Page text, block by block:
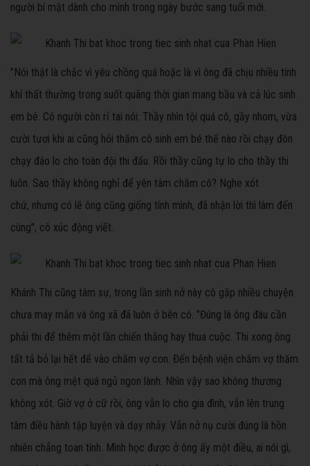
người bí mật dành cho mình trong ngày bước sang tuổi mới.
"Nói thật là chắc vì yêu chồng quá hoặc là vì ông đã chịu nhiều tính
khí thất thường trong suốt quãng thời gian mang bầu và cả lúc sinh
em bé. Có người còn rỉ tai nói: Thầy nhìn tội quá cô, gầy nhom, vừa
cười tươi khi ai cũng hỏi thăm cô sinh em bé thế nào rồi chạy đôn
chạy đáo lo cho toàn đội thi đấu. Rồi thầy cũng tự lo cho thầy thi
luôn. Sao thầy không nghỉ để yên tâm chăm cô? Nghe xót
chứ, nhưng có lẽ ông cũng giống tính mình, đã nhận lời thì làm đến
cùng", cô xúc động viết.
Khánh Thi cũng tâm sự, trong lần sinh nở này cô gặp nhiều chuyện
chưa may mắn và ông xã đã luôn ở bên cô. "Đúng là ông đâu cần
phải thi để thêm một lần chiến thắng hay thua cuộc. Thi xong ông
tất tả bỏ lại hết để vào chăm vợ con. Đến bệnh viện chăm vợ thăm
con mà ông mệt quá ngủ ngon lành. Nhìn vậy sao không thương
không xót. Giờ vợ ở cữ rồi, ông vẫn lo cho gia đình, vẫn lên trung
tâm điều hành tập luyện và dạy nhảy. Vẫn nở nụ cười đúng là hồn
nhiên chẳng toan tính. Mình học được ở ông ấy một điều, ai nói gì,